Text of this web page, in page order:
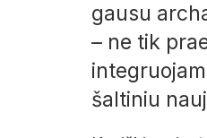
gausu
– ne tik
šaltiniu